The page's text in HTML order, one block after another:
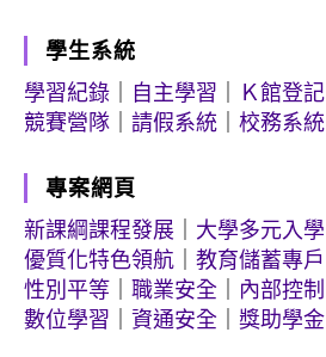
學生系統
學習紀錄
自主學習
Ｋ館登記
競賽營隊
請假系統 校務系統
專案網頁
新課綱課程發展
大學多元入學
優質化特色領航
教育儲蓄專戶
性別平等
職業安全
內部控制
數位學習
資通安全 獎助學金